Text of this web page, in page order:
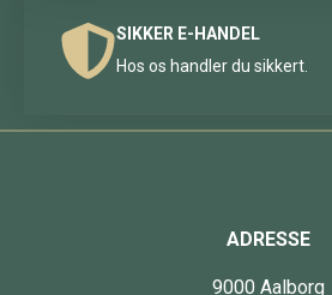
SIKKER E-HANDEL
Hos os handler du sikkert.
ADRESSE
9000 Aalborg